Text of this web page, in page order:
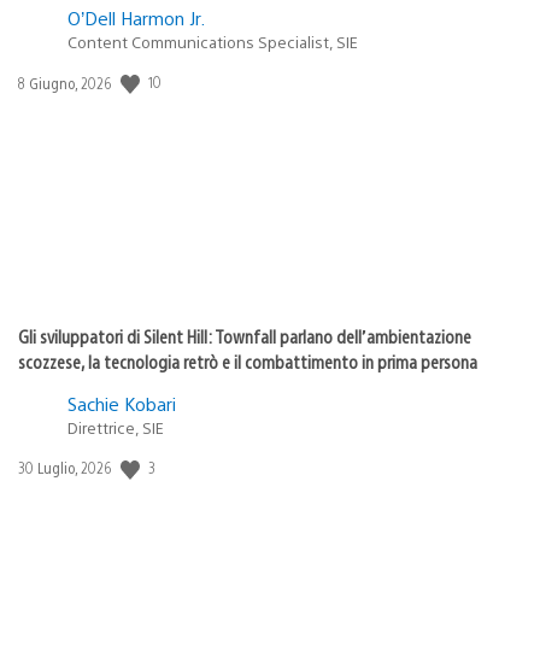
O’Dell Harmon Jr.
Content Communications Specialist, SIE
Data
8 Giugno, 2026 10
Gli sviluppatori di Silent Hill: Townfall parlano dell’ambientazione
scozzese, la tecnologia retrò e il combattimento in prima persona
Sachie Kobari
Direttrice, SIE
Data
30 Luglio, 2026 3